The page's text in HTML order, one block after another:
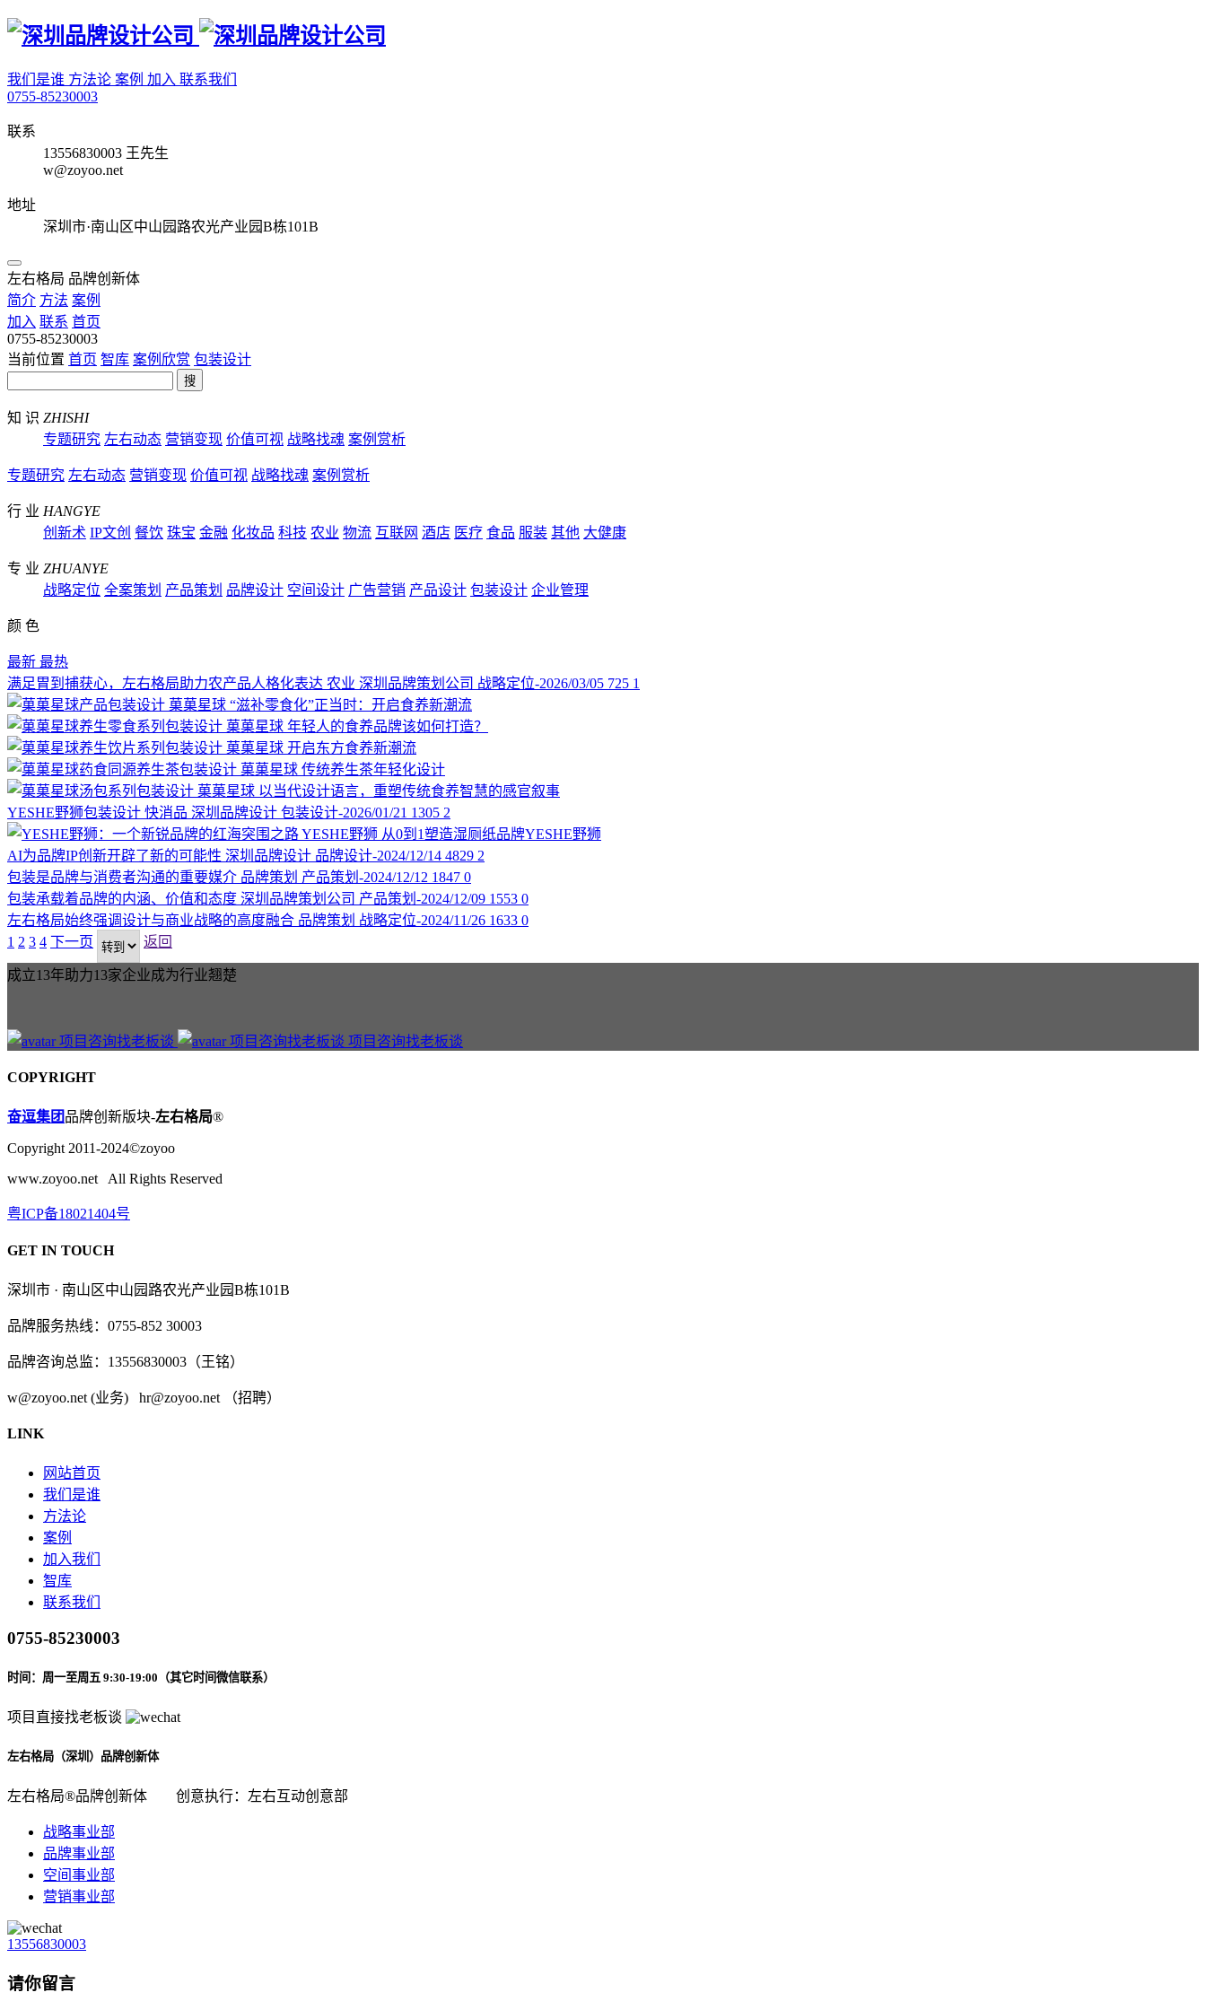
我们是谁 方法论 案例 加入 联系我们
0755-85230003
联系
13556830003 王先生
w@zoyoo.net
地址
深圳市·南山区中山园路农光产业园B栋101B
左右格局 品牌创新体
简介 方法 案例
加入 联系 首页
0755-85230003
当前位置 首页 智库 案例欣赏 包装设计
搜
知 识 ZHISHI
专题研究 左右动态 营销变现 价值可视 战略找魂 案例赏析
专题研究 左右动态 营销变现 价值可视 战略找魂 案例赏析
行 业 HANGYE
创新术 IP文创 餐饮 珠宝 金融 化妆品 科技 农业 物流 互联网 酒店 医疗 食品 服装 其他 大健康
专 业 ZHUANYE
战略定位 全案策划 产品策划 品牌设计 空间设计 广告营销 产品设计 包装设计 企业管理
颜 色
最新 最热
满足胃到捕获心，左右格局助力农产品人格化表达 农业 深圳品牌策划公司 战略定位-2026/03/05 725 1
菓菓星球 “滋补零食化”正当时：开启食养新潮流
菓菓星球 年轻人的食养品牌该如何打造？
菓菓星球 开启东方食养新潮流
菓菓星球 传统养生茶年轻化设计
菓菓星球 以当代设计语言，重塑传统食养智慧的感官叙事
YESHE野狮包装设计 快消品 深圳品牌设计 包装设计-2026/01/21 1305 2
YESHE野狮 从0到1塑造湿厕纸品牌YESHE野狮
AI为品牌IP创新开辟了新的可能性 深圳品牌设计 品牌设计-2024/12/14 4829 2
包装是品牌与消费者沟通的重要媒介 品牌策划 产品策划-2024/12/12 1847 0
包装承载着品牌的内涵、价值和态度 深圳品牌策划公司 产品策划-2024/12/09 1553 0
左右格局始终强调设计与商业战略的高度融合 品牌策划 战略定位-2024/11/26 1633 0
1 2 3 4 下一页 返回
成立13年助力13家企业成为行业翘楚
项目咨询找老板谈
COPYRIGHT
奋逗集团品牌创新版块-左右格局®
Copyright 2011-2024©zoyoo
www.zoyoo.net All Rights Reserved
粤ICP备18021404号
GET IN TOUCH
深圳市 · 南山区中山园路农光产业园B栋101B
品牌服务热线：0755-852 30003
品牌咨询总监：13556830003（王铭）
w@zoyoo.net (业务) hr@zoyoo.net （招聘）
LINK
网站首页
我们是谁
方法论
案例
加入我们
智库
联系我们
0755-85230003
时间：周一至周五 9:30-19:00（其它时间微信联系）
项目直接找老板谈
左右格局（深圳）品牌创新体
左右格局®品牌创新体 创意执行：左右互动创意部
战略事业部
品牌事业部
空间事业部
营销事业部
13556830003
请你留言